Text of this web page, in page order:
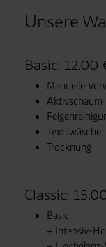
Unsere
Basic: 12,00
Manuelle
Aktivschaum
Textilwäsche
Trocknung
Classic:
Basic
+ Intensiv-